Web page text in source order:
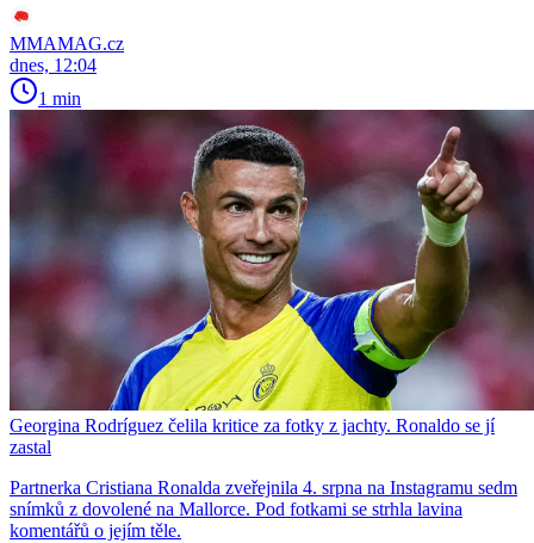
MMAMAG.cz
dnes, 12:04
1 min
Georgina Rodríguez čelila kritice za fotky z jachty. Ronaldo se jí
zastal
Partnerka Cristiana Ronalda zveřejnila 4. srpna na Instagramu sedm
snímků z dovolené na Mallorce. Pod fotkami se strhla lavina
komentářů o jejím těle.